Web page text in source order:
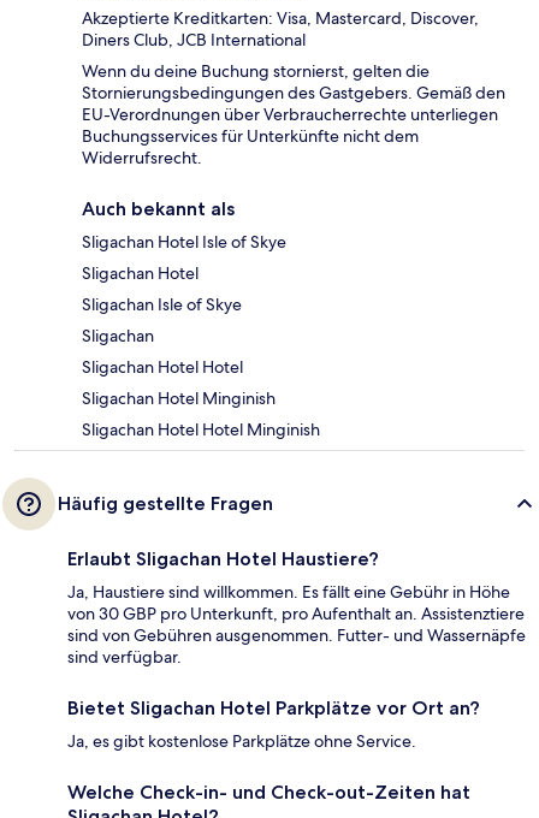
Akzeptierte Kreditkarten: Visa, Mastercard, Discover,
Diners Club, JCB International
Wenn du deine Buchung stornierst, gelten die
Stornierungsbedingungen des Gastgebers. Gemäß den
EU-Verordnungen über Verbraucherrechte unterliegen
Buchungsservices für Unterkünfte nicht dem
Widerrufsrecht.
Auch bekannt als
Sligachan Hotel Isle of Skye
Sligachan Hotel
Sligachan Isle of Skye
Sligachan
Sligachan Hotel Hotel
Sligachan Hotel Minginish
Sligachan Hotel Hotel Minginish
Häufig gestellte Fragen
Erlaubt Sligachan Hotel Haustiere?
Ja, Haustiere sind willkommen. Es fällt eine Gebühr in Höhe
von 30 GBP pro Unterkunft, pro Aufenthalt an. Assistenztiere
sind von Gebühren ausgenommen. Futter- und Wassernäpfe
sind verfügbar.
Bietet Sligachan Hotel Parkplätze vor Ort an?
Ja, es gibt kostenlose Parkplätze ohne Service.
Welche Check-in- und Check-out-Zeiten hat